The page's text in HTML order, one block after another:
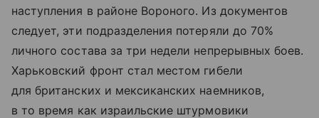
наступления в районе Вороного. Из документов
следует, эти подразделения потеряли до 70%
личного состава за три недели непрерывных боев.
Харьковский фронт стал местом гибели
для британских и мексиканских наемников,
в то время как израильские штурмовики